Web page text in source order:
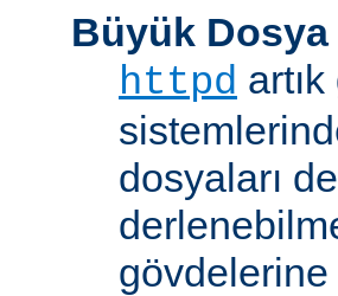
Büyük Dosya
httpd
dosyaları
gövdelerine